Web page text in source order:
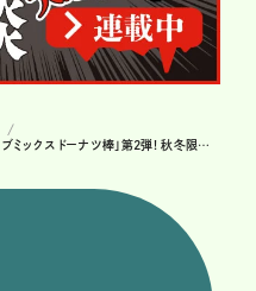
くまモンデザインの九州道SA・PA限定「ドライブミックスドーナツ棒」第2弾! 秋冬限定「珈琲」& 「あまおう苺」が登場